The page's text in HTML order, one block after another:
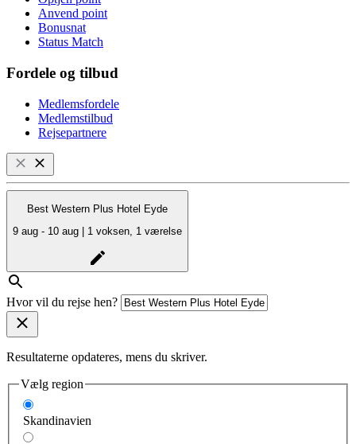
Anvend point
Bonusnat
Status Match
Fordele og tilbud
Medlemsfordele
Medlemstilbud
Rejsepartnere
Best Western Plus Hotel Eyde
9 aug - 10 aug | 1 voksen, 1 værelse
Hvor vil du rejse hen?
Resultaterne opdateres, mens du skriver.
Vælg region
Skandinavien